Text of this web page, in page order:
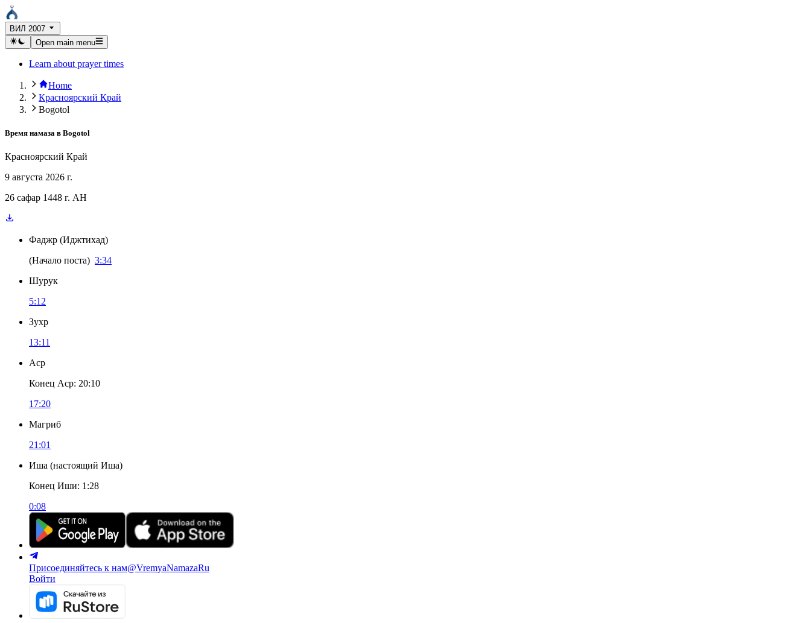
ВИЛ 2007
Open main menu
Learn about prayer times
Home
Красноярский Край
Bogotol
Время намаза в Bogotol
Красноярский Край
9 августа 2026 г.
26 сафар 1448 г. AH
Фаджр (Иджтихад)
(Начало поста) 3:34
Шурук
5:12
Зухр
13:11
Аср
Конец Аср: 20:10
17:20
Магриб
21:01
Иша (настоящий Иша)
Конец Иши: 1:28
0:08
Присоединяйтесь к нам@VremyaNamazaRu
Войти